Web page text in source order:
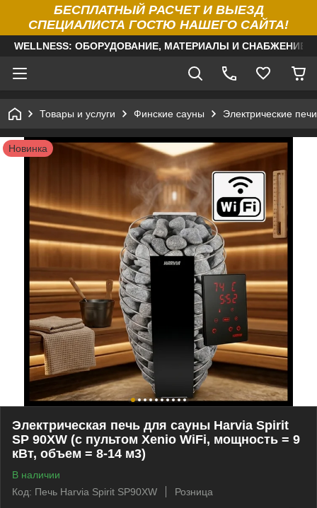
БЕСПЛАТНЫЙ РАСЧЕТ И ВЫЕЗД
СПЕЦИАЛИСТА ГОСТЮ НАШЕГО САЙТА!
WELLNESS: ОБОРУДОВАНИЕ, МАТЕРИАЛЫ И
Товары и услуги Финские сауны Электрические
Новинка
Электрическая печь для сауны Harvia Spirit
SP 90XW (с пультом Xenio WiFi, мощность = 9
кВт, объем = 8-14 м3)
В наличии
Код: Печь Harvia Spirit SP90XW
Розница